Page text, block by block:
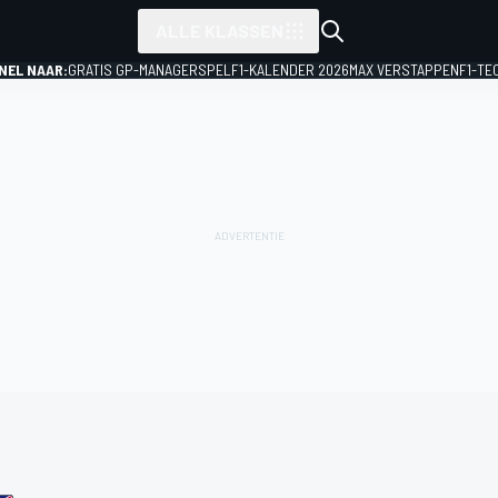
NAAR:GRATIS GP-MANAGERSPEL F1-KALENDER 2026MAX VERSTAPPENF1-